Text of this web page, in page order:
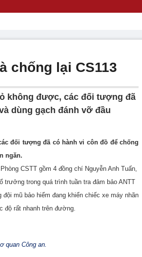
chống lại CS113
không được, các đối tượng đã
dùng gạch đánh vỡ đầu
đối tượng đã có hành vi côn đồ để chống
ngăn.
CSTT gồm 4 đồng chí Nguyễn Anh Tuấn,
trưởng trong quá trình tuần tra đảm bảo ANTT
mũ bảo hiểm đang khiển chiếc xe máy nhãn
độ rất nhanh trên đường.
quan Công an.